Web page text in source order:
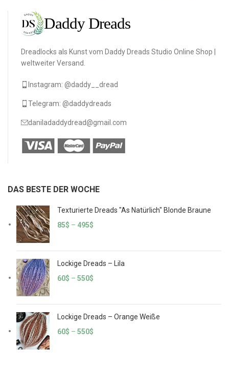
Dreadlocks als Kunst vom Daddy Dreads Studio Online Shop |
weltweiter Versand.
Instagram: @daddy__dread
Telegram: @daddydreads
daniladaddydread@gmail.com
DAS BESTE DER WOCHE
Texturierte Dreads "As Natürlich" Blonde Braune
85$ – 495$
Lockige Dreads – Lila
60$ – 550$
Lockige Dreads – Orange Weiße
60$ – 550$